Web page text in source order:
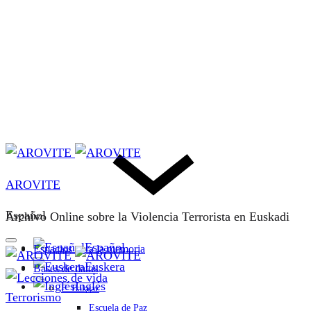
Español
Español
Euskera
Inglés
AROVITE
Archivo Online sobre la Violencia Terrorista en Euskadi
Espacios para la memoria
Bases de datos
F. Bakeaz
Escuela de Paz
Terrorismo